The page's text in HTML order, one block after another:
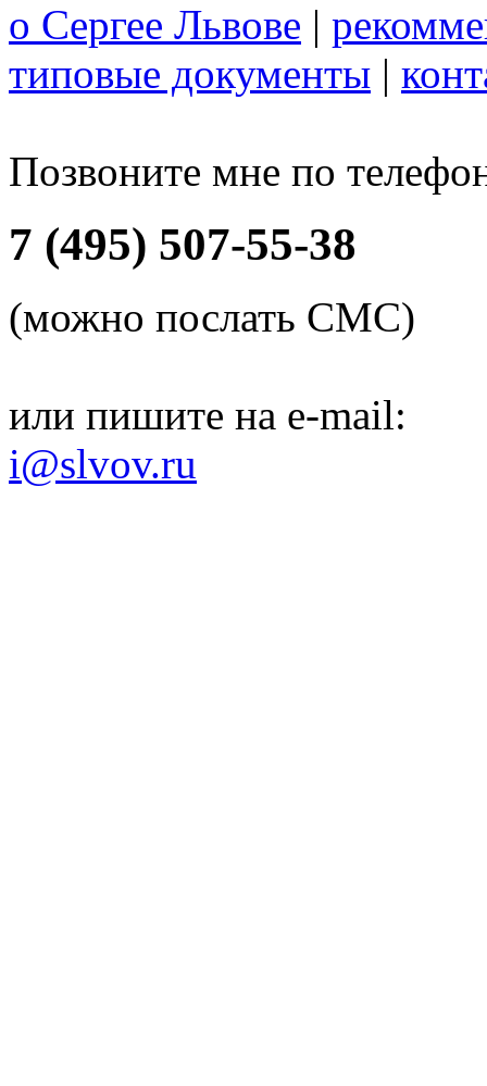
о Сергее Львове |
типовые документы |
Позвоните мне по
7 (495) 507-55-38
(можно послать СМС)
или пишите на e-mail:
i@slvov.ru